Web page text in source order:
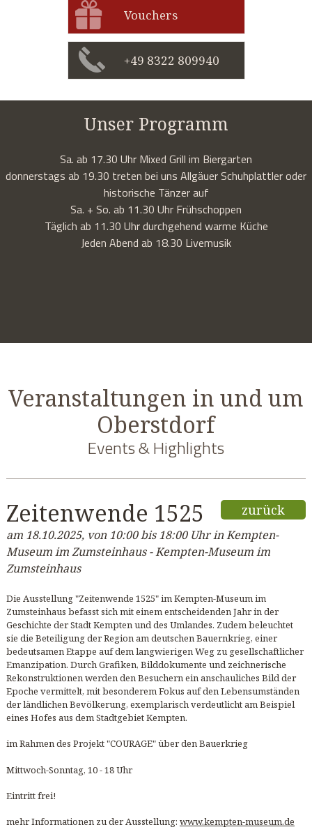
Unser Programm
Sa. ab 17.30 Uhr Mixed Grill im Biergarten
donnerstags ab 19.30 treten bei uns Allgäuer Schuhplattler oder
historische Tänzer auf
Sa. + So. ab 11.30 Uhr Frühschoppen
Täglich ab 11.30 Uhr durchgehend warme Küche
Jeden Abend ab 18.30 Livemusik
Vouchers
+49 8322 809940
Veranstaltungen in und um
Oberstdorf
Events & Highlights
zurück
Zeitenwende 1525
am 18.10.2025, von 10:00 bis 18:00 Uhr in Kempten-
Museum im Zumsteinhaus - Kempten-Museum im
Zumsteinhaus
Die Ausstellung "Zeitenwende 1525" im Kempten-Museum im
Zumsteinhaus befasst sich mit einem entscheidenden Jahr in der
Geschichte der Stadt Kempten und des Umlandes. Zudem beleuchtet
sie die Beteiligung der Region am deutschen Bauernkrieg, einer
bedeutsamen Etappe auf dem langwierigen Weg zu gesellschaftlicher
Emanzipation. Durch Grafiken, Bilddokumente und zeichnerische
Rekonstruktionen werden den Besuchern ein anschauliches Bild der
Epoche vermittelt, mit besonderem Fokus auf den Lebensumständen
der ländlichen Bevölkerung, exemplarisch verdeutlicht am Beispiel
eines Hofes aus dem Stadtgebiet Kempten.
im Rahmen des Projekt "COURAGE" über den Bauerkrieg
Mittwoch-Sonntag, 10 - 18 Uhr
Eintritt frei!
mehr Informationen zu der Ausstellung: www.kempten-museum.de